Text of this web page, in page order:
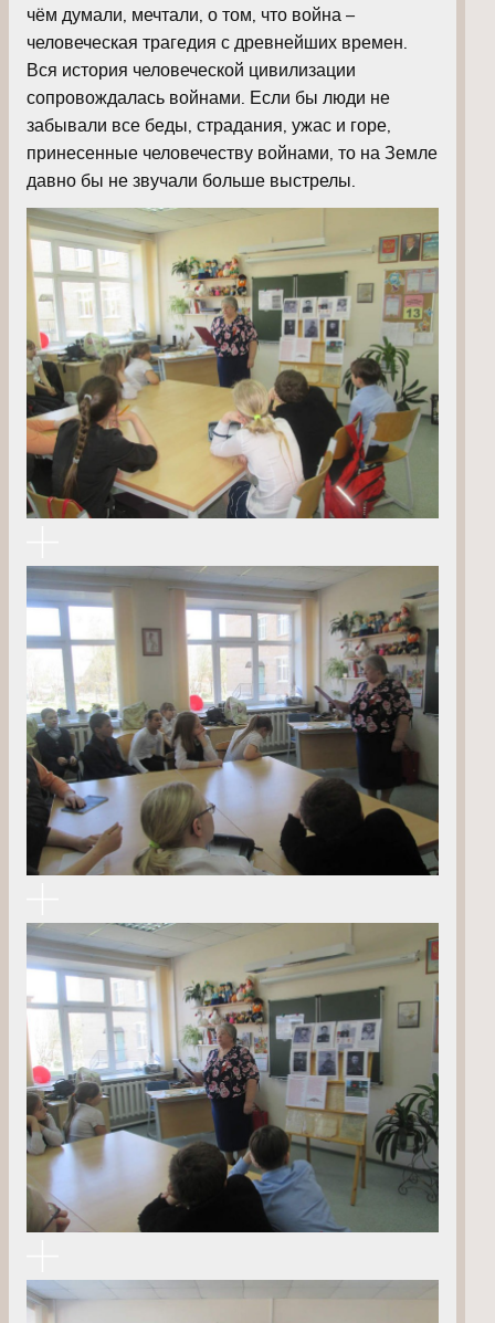
чём думали, мечтали, о том, что война –
человеческая трагедия с древнейших времен.
Вся история человеческой цивилизации
сопровождалась войнами. Если бы люди не
забывали все беды, страдания, ужас и горе,
принесенные человечеству войнами, то на Земле
давно бы не звучали больше выстрелы.